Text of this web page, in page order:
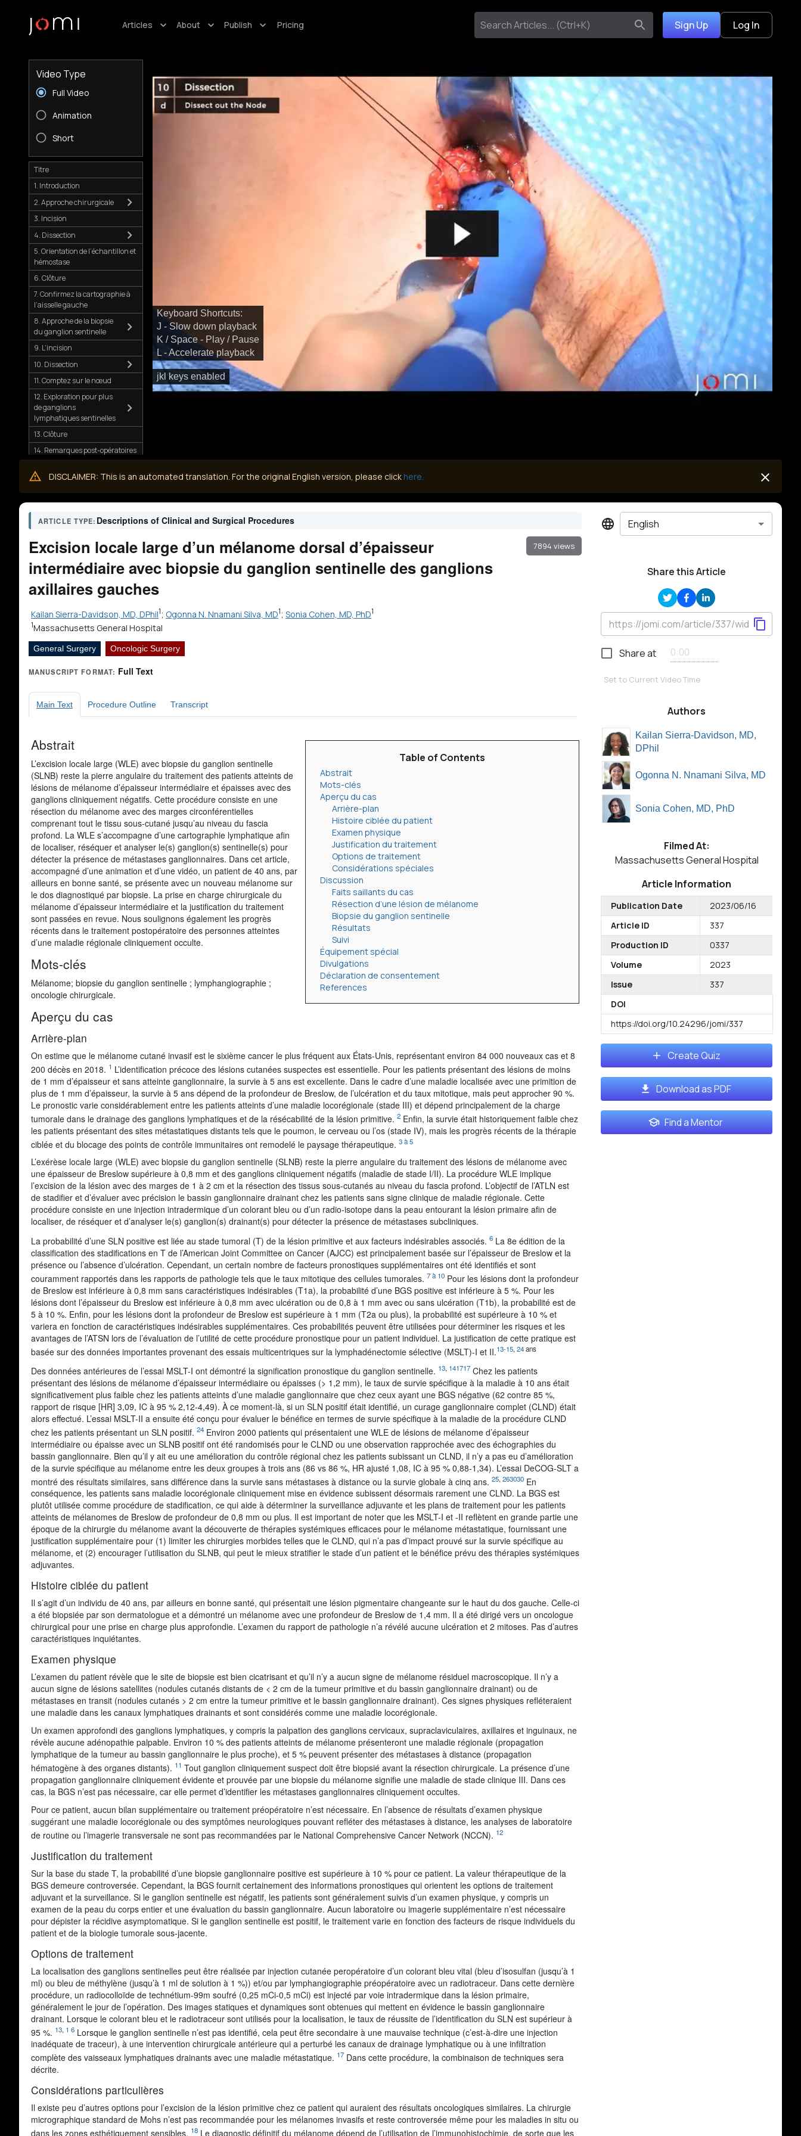
Articles About Publish Pricing Sign Up Log In
jkl keys enabled
Keyboard Shortcuts:
J - Slow down playback
K / Space - Play / Pause
L - Accelerate playback
Video Type
Full Video
Animation
Short
Titre
1. Introduction
2. Approche chirurgicale
3. Incision
4. Dissection
5. Orientation de l’échantillon et
hémostase
6. Clôture
7. Confirmez la cartographie à
l’aisselle gauche
8. Approche de la biopsie
du ganglion sentinelle
9. L’incision
10. Dissection
11. Comptez sur le nœud
12. Exploration pour plus
de ganglions
lymphatiques sentinelles
13. Clôture
14. Remarques post-opératoires
DISCLAIMER: This is an automated translation. For the original English version, please click here.
ARTICLE TYPE: Descriptions of Clinical and Surgical Procedures
Excision locale large d’un mélanome dorsal d’épaisseur
intermédiaire avec biopsie du ganglion sentinelle des ganglions
axillaires gauches
7894 views
Kailan Sierra-Davidson, MD, DPhil1; Ogonna N. Nnamani Silva, MD1; Sonia Cohen, MD, PhD1
1Massachusetts General Hospital
General Surgery Oncologic Surgery
MANUSCRIPT FORMAT: Full Text
Main Text Procedure Outline Transcript
Table of Contents
Abstrait
Mots-clés
Aperçu du cas
Arrière-plan
Histoire ciblée du patient
Examen physique
Justification du traitement
Options de traitement
Considérations spéciales
Discussion
Faits saillants du cas
Résection d’une lésion de mélanome
Biopsie du ganglion sentinelle
Résultats
Suivi
Équipement spécial
Divulgations
Déclaration de consentement
References
Abstrait
L’excision locale large (WLE) avec biopsie du ganglion sentinelle
(SLNB) reste la pierre angulaire du traitement des patients atteints de
lésions de mélanome d’épaisseur intermédiaire et épaisses avec des
ganglions cliniquement négatifs. Cette procédure consiste en une
résection du mélanome avec des marges circonférentielles
comprenant tout le tissu sous-cutané jusqu’au niveau du fascia
profond. La WLE s’accompagne d’une cartographie lymphatique afin
de localiser, réséquer et analyser le(s) ganglion(s) sentinelle(s) pour
détecter la présence de métastases ganglionnaires. Dans cet article,
accompagné d’une animation et d’une vidéo, un patient de 40 ans, par
ailleurs en bonne santé, se présente avec un nouveau mélanome sur
le dos diagnostiqué par biopsie. La prise en charge chirurgicale du
mélanome d’épaisseur intermédiaire et la justification du traitement
sont passées en revue. Nous soulignons également les progrès
récents dans le traitement postopératoire des personnes atteintes
d’une maladie régionale cliniquement occulte.
Mots-clés
Mélanome; biopsie du ganglion sentinelle ; lymphangiographie ;
oncologie chirurgicale.
Aperçu du cas
Arrière-plan
On estime que le mélanome cutané invasif est le sixième cancer le plus fréquent aux États-Unis, représentant environ 84 000 nouveaux cas et 8
200 décès en 2018. 1 L’identification précoce des lésions cutanées suspectes est essentielle. Pour les patients présentant des lésions de moins
de 1 mm d’épaisseur et sans atteinte ganglionnaire, la survie à 5 ans est excellente. Dans le cadre d’une maladie localisée avec une primition de
plus de 1 mm d’épaisseur, la survie à 5 ans dépend de la profondeur de Breslow, de l’ulcération et du taux mitotique, mais peut approcher 90 %.
Le pronostic varie considérablement entre les patients atteints d’une maladie locorégionale (stade III) et dépend principalement de la charge
tumorale dans le drainage des ganglions lymphatiques et de la résécabilité de la lésion primitive. 2 Enfin, la survie était historiquement faible chez
les patients présentant des sites métastatiques distants tels que le poumon, le cerveau ou l’os (stade IV), mais les progrès récents de la thérapie
ciblée et du blocage des points de contrôle immunitaires ont remodelé le paysage thérapeutique. 3 à 5
L’exérèse locale large (WLE) avec biopsie du ganglion sentinelle (SLNB) reste la pierre angulaire du traitement des lésions de mélanome avec
une épaisseur de Breslow supérieure à 0,8 mm et des ganglions cliniquement négatifs (maladie de stade I/II). La procédure WLE implique
l’excision de la lésion avec des marges de 1 à 2 cm et la résection des tissus sous-cutanés au niveau du fascia profond. L’objectif de l’ATLN est
de stadifier et d’évaluer avec précision le bassin ganglionnaire drainant chez les patients sans signe clinique de maladie régionale. Cette
procédure consiste en une injection intradermique d’un colorant bleu ou d’un radio-isotope dans la peau entourant la lésion primaire afin de
localiser, de réséquer et d’analyser le(s) ganglion(s) drainant(s) pour détecter la présence de métastases subcliniques.
La probabilité d’une SLN positive est liée au stade tumoral (T) de la lésion primitive et aux facteurs indésirables associés. 6 La 8e édition de la
classification des stadifications en T de l’American Joint Committee on Cancer (AJCC) est principalement basée sur l’épaisseur de Breslow et la
présence ou l’absence d’ulcération. Cependant, un certain nombre de facteurs pronostiques supplémentaires ont été identifiés et sont
couramment rapportés dans les rapports de pathologie tels que le taux mitotique des cellules tumorales. 7 à 10 Pour les lésions dont la profondeur
de Breslow est inférieure à 0,8 mm sans caractéristiques indésirables (T1a), la probabilité d’une BGS positive est inférieure à 5 %. Pour les
lésions dont l’épaisseur du Breslow est inférieure à 0,8 mm avec ulcération ou de 0,8 à 1 mm avec ou sans ulcération (T1b), la probabilité est de
5 à 10 %. Enfin, pour les lésions dont la profondeur de Breslow est supérieure à 1 mm (T2a ou plus), la probabilité est supérieure à 10 % et
variera en fonction de caractéristiques indésirables supplémentaires. Ces probabilités peuvent être utilisées pour déterminer les risques et les
avantages de l’ATSN lors de l’évaluation de l’utilité de cette procédure pronostique pour un patient individuel. La justification de cette pratique est
basée sur des données importantes provenant des essais multicentriques sur la lymphadénectomie sélective (MSLT)-I et II.13-15, 24ans
Des données antérieures de l’essai MSLT-I ont démontré la signification pronostique du ganglion sentinelle. 13, 141717 Chez les patients
présentant des lésions de mélanome d’épaisseur intermédiaire ou épaisses (> 1,2 mm), le taux de survie spécifique à la maladie à 10 ans était
significativement plus faible chez les patients atteints d’une maladie ganglionnaire que chez ceux ayant une BGS négative (62 contre 85 %,
rapport de risque [HR] 3,09, IC à 95 % 2,12-4,49). À ce moment-là, si un SLN positif était identifié, un curage ganglionnaire complet (CLND) était
alors effectué. L’essai MSLT-II a ensuite été conçu pour évaluer le bénéfice en termes de survie spécifique à la maladie de la procédure CLND
chez les patients présentant un SLN positif. 24 Environ 2000 patients qui présentaient une WLE de lésions de mélanome d’épaisseur
intermédiaire ou épaisse avec un SLNB positif ont été randomisés pour le CLND ou une observation rapprochée avec des échographies du
bassin ganglionnaire. Bien qu’il y ait eu une amélioration du contrôle régional chez les patients subissant un CLND, il n’y a pas eu d’amélioration
de la survie spécifique au mélanome entre les deux groupes à trois ans (86 vs 86 %, HR ajusté 1,08, IC à 95 % 0,88-1,34). L’essai DeCOG-SLT a
montré des résultats similaires, sans différence dans la survie sans métastases à distance ou la survie globale à cinq ans. 25, 263030 En
conséquence, les patients sans maladie locorégionale cliniquement mise en évidence subissent désormais rarement une CLND. La BGS est
plutôt utilisée comme procédure de stadification, ce qui aide à déterminer la surveillance adjuvante et les plans de traitement pour les patients
atteints de mélanomes de Breslow de profondeur de 0,8 mm ou plus. Il est important de noter que les MSLT-I et -II reflètent en grande partie une
époque de la chirurgie du mélanome avant la découverte de thérapies systémiques efficaces pour le mélanome métastatique, fournissant une
justification supplémentaire pour (1) limiter les chirurgies morbides telles que le CLND, qui n’a pas d’impact prouvé sur la survie spécifique au
mélanome, et (2) encourager l’utilisation du SLNB, qui peut le mieux stratifier le stade d’un patient et le bénéfice prévu des thérapies systémiques
adjuvantes.
Histoire ciblée du patient
Il s’agit d’un individu de 40 ans, par ailleurs en bonne santé, qui présentait une lésion pigmentaire changeante sur le haut du dos gauche. Celle-ci
a été biopsiée par son dermatologue et a démontré un mélanome avec une profondeur de Breslow de 1,4 mm. Il a été dirigé vers un oncologue
chirurgical pour une prise en charge plus approfondie. L’examen du rapport de pathologie n’a révélé aucune ulcération et 2 mitoses. Pas d’autres
caractéristiques inquiétantes.
Examen physique
L’examen du patient révèle que le site de biopsie est bien cicatrisant et qu’il n’y a aucun signe de mélanome résiduel macroscopique. Il n’y a
aucun signe de lésions satellites (nodules cutanés distants de < 2 cm de la tumeur primitive et du bassin ganglionnaire drainant) ou de
métastases en transit (nodules cutanés > 2 cm entre la tumeur primitive et le bassin ganglionnaire drainant). Ces signes physiques refléteraient
une maladie dans les canaux lymphatiques drainants et sont considérés comme une maladie locorégionale.
Un examen approfondi des ganglions lymphatiques, y compris la palpation des ganglions cervicaux, supraclaviculaires, axillaires et inguinaux, ne
révèle aucune adénopathie palpable. Environ 10 % des patients atteints de mélanome présenteront une maladie régionale (propagation
lymphatique de la tumeur au bassin ganglionnaire le plus proche), et 5 % peuvent présenter des métastases à distance (propagation
hématogène à des organes distants). 11 Tout ganglion cliniquement suspect doit être biopsié avant la résection chirurgicale. La présence d’une
propagation ganglionnaire cliniquement évidente et prouvée par une biopsie du mélanome signifie une maladie de stade clinique III. Dans ces
cas, la BGS n’est pas nécessaire, car elle permet d’identifier les métastases ganglionnaires cliniquement occultes.
Pour ce patient, aucun bilan supplémentaire ou traitement préopératoire n’est nécessaire. En l’absence de résultats d’examen physique
suggérant une maladie locorégionale ou des symptômes neurologiques pouvant refléter des métastases à distance, les analyses de laboratoire
de routine ou l’imagerie transversale ne sont pas recommandées par le National Comprehensive Cancer Network (NCCN). 12
Justification du traitement
Sur la base du stade T, la probabilité d’une biopsie ganglionnaire positive est supérieure à 10 % pour ce patient. La valeur thérapeutique de la
BGS demeure controversée. Cependant, la BGS fournit certainement des informations pronostiques qui orientent les options de traitement
adjuvant et la surveillance. Si le ganglion sentinelle est négatif, les patients sont généralement suivis d’un examen physique, y compris un
examen de la peau du corps entier et une évaluation du bassin ganglionnaire. Aucun laboratoire ou imagerie supplémentaire n’est nécessaire
pour dépister la récidive asymptomatique. Si le ganglion sentinelle est positif, le traitement varie en fonction des facteurs de risque individuels du
patient et de la biologie tumorale sous-jacente.
Options de traitement
La localisation des ganglions sentinelles peut être réalisée par injection cutanée peropératoire d’un colorant bleu vital (bleu d’isosulfan (jusqu’à 1
ml) ou bleu de méthylène (jusqu’à 1 ml de solution à 1 %)) et/ou par lymphangiographie préopératoire avec un radiotraceur. Dans cette dernière
procédure, un radiocolloïde de technétium-99m soufré (0,25 mCi-0,5 mCi) est injecté par voie intradermique dans la lésion primaire,
généralement le jour de l’opération. Des images statiques et dynamiques sont obtenues qui mettent en évidence le bassin ganglionnaire
drainant. Lorsque le colorant bleu et le radiotraceur sont utilisés pour la localisation, le taux de réussite de l’identification du SLN est supérieur à
95 %. 13, 1 6 Lorsque le ganglion sentinelle n’est pas identifié, cela peut être secondaire à une mauvaise technique (c’est-à-dire une injection
inadéquate de traceur), à une intervention chirurgicale antérieure qui a perturbé les canaux de drainage lymphatique ou à une infiltration
complète des vaisseaux lymphatiques drainants avec une maladie métastatique. 17 Dans cette procédure, la combinaison de techniques sera
décrite.
Considérations particulières
Il existe peu d’autres options pour l’excision de la lésion primitive chez ce patient qui auraient des résultats oncologiques similaires. La chirurgie
micrographique standard de Mohs n’est pas recommandée pour les mélanomes invasifs et reste controversée même pour les maladies in situ ou
dans les zones esthétiquement sensibles. 18 Le diagnostic définitif du mélanome dépend de l’utilisation de l’immunohistochimie, de sorte que les
English
Share this Article
Share at
Set to Current Video Time
Authors
Kailan Sierra-Davidson, MD,
DPhil
Ogonna N. Nnamani Silva, MD
Sonia Cohen, MD, PhD
Filmed At:
Massachusetts General Hospital
Article Information
Publication Date
2023/06/16
Article ID
337
Production ID
0337
Volume
2023
Issue
337
DOI
https://doi.org/10.24296/jomi/337
Create Quiz
Download as PDF
Find a Mentor